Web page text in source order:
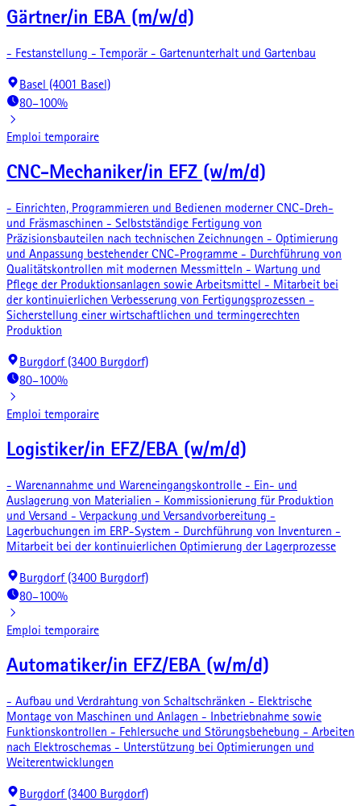
Gärtner/in EBA (m/w/d)
- Festanstellung - Temporär - Gartenunterhalt und Gartenbau
Basel (4001 Basel)
80–100%
Emploi temporaire
CNC-Mechaniker/in EFZ (w/m/d)
- Einrichten, Programmieren und Bedienen moderner CNC-Dreh-
und Fräsmaschinen - Selbstständige Fertigung von
Präzisionsbauteilen nach technischen Zeichnungen - Optimierung
und Anpassung bestehender CNC-Programme - Durchführung von
Qualitätskontrollen mit modernen Messmitteln - Wartung und
Pflege der Produktionsanlagen sowie Arbeitsmittel - Mitarbeit bei
der kontinuierlichen Verbesserung von Fertigungsprozessen -
Sicherstellung einer wirtschaftlichen und termingerechten
Produktion
Burgdorf (3400 Burgdorf)
80–100%
Emploi temporaire
Logistiker/in EFZ/EBA (w/m/d)
- Warenannahme und Wareneingangskontrolle - Ein- und
Auslagerung von Materialien - Kommissionierung für Produktion
und Versand - Verpackung und Versandvorbereitung -
Lagerbuchungen im ERP-System - Durchführung von Inventuren -
Mitarbeit bei der kontinuierlichen Optimierung der Lagerprozesse
Burgdorf (3400 Burgdorf)
80–100%
Emploi temporaire
Automatiker/in EFZ/EBA (w/m/d)
- Aufbau und Verdrahtung von Schaltschränken - Elektrische
Montage von Maschinen und Anlagen - Inbetriebnahme sowie
Funktionskontrollen - Fehlersuche und Störungsbehebung - Arbeiten
nach Elektroschemas - Unterstützung bei Optimierungen und
Weiterentwicklungen
Burgdorf (3400 Burgdorf)